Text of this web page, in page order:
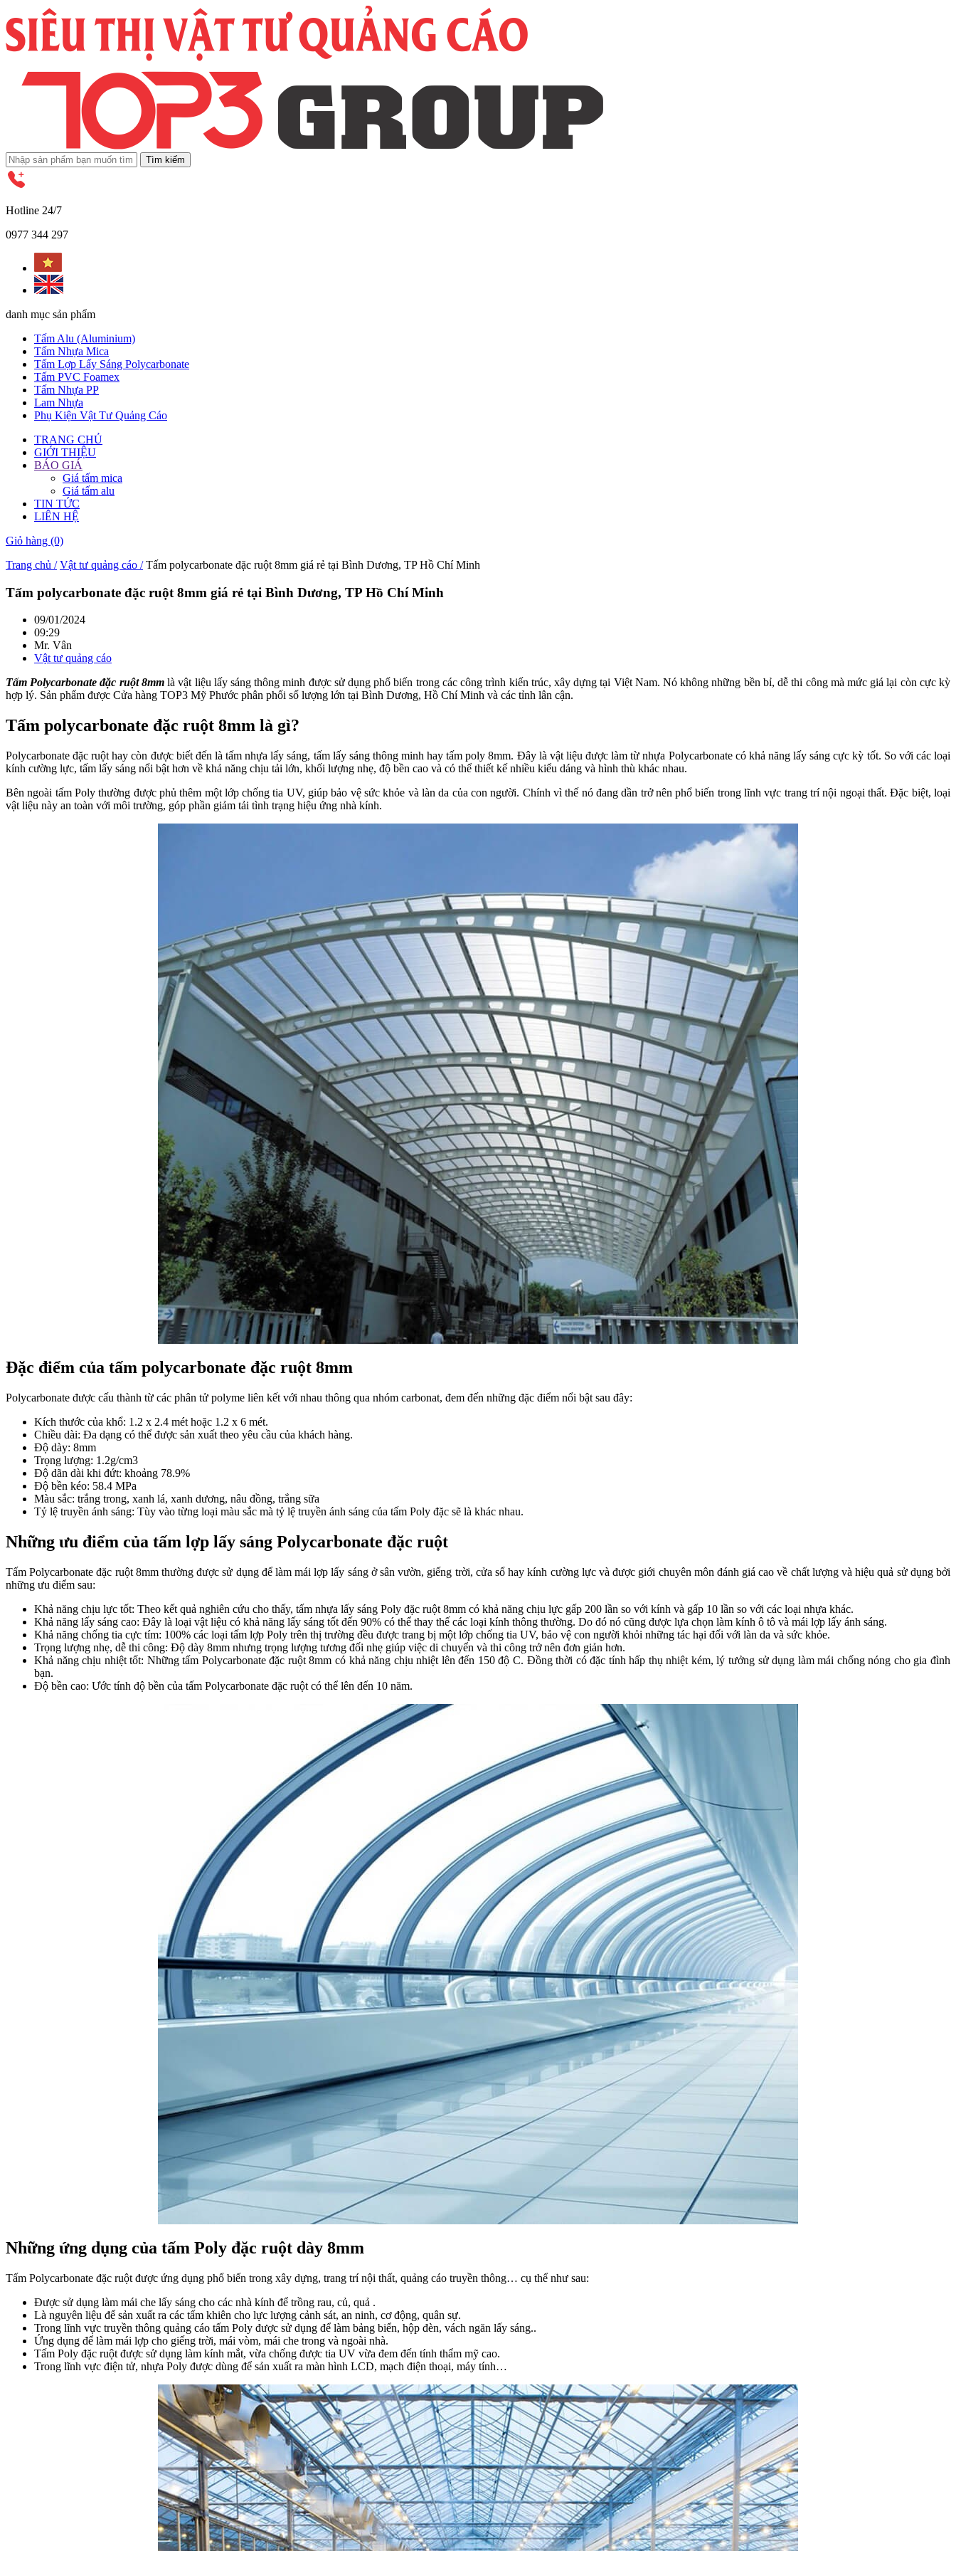
Tìm kiếm
Hotline 24/7
0977 344 297
danh mục sản phẩm
Tấm Alu (Aluminium)
Tấm Nhựa Mica
Tấm Lợp Lấy Sáng Polycarbonate
Tấm PVC Foamex
Tấm Nhựa PP
Lam Nhựa
Phụ Kiện Vật Tư Quảng Cáo
TRANG CHỦ
GIỚI THIỆU
BÁO GIÁ
Giá tấm mica
Giá tấm alu
TIN TỨC
LIÊN HỆ
Giỏ hàng (0)
Trang chủ / Vật tư quảng cáo / Tấm polycarbonate đặc ruột 8mm giá rẻ tại Bình Dương, TP Hồ Chí Minh
Tấm polycarbonate đặc ruột 8mm giá rẻ tại Bình Dương, TP Hồ Chí Minh
09/01/2024
09:29
Mr. Vân
Vật tư quảng cáo
Tấm Polycarbonate đặc ruột 8mmlà vật liệu lấy sáng thông minh được sử dụng phổ biến trong các công trình kiến trúc, xây dựng tại Việt Nam. Nó không những bền bỉ, dễ thi công mà mức giá lại còn cực kỳ
hợp lý. Sản phẩm được Cửa hàng TOP3 Mỹ Phước phân phối số lượng lớn tại Bình Dương, Hồ Chí Minh và các tỉnh lân cận.
Tấm polycarbonate đặc ruột 8mm là gì?
Polycarbonate đặc ruột hay còn được biết đến là tấm nhựa lấy sáng, tấm lấy sáng thông minh hay tấm poly 8mm. Đây là vật liệu được làm từ nhựa Polycarbonate có khả năng lấy sáng cực kỳ tốt. So với các loại
kính cường lực, tấm lấy sáng nổi bật hơn về khả năng chịu tải lớn, khối lượng nhẹ, độ bền cao và có thể thiết kế nhiều kiểu dáng và hình thù khác nhau.
Bên ngoài tấm Poly thường được phủ thêm một lớp chống tia UV, giúp bảo vệ sức khỏe và làn da của con người. Chính vì thế nó đang dần trở nên phổ biến trong lĩnh vực trang trí nội ngoại thất. Đặc biệt, loại
vật liệu này an toàn với môi trường, góp phần giảm tải tình trạng hiệu ứng nhà kính.
Đặc điểm của tấm polycarbonate đặc ruột 8mm
Polycarbonate được cấu thành từ các phân tử polyme liên kết với nhau thông qua nhóm carbonat, đem đến những đặc điểm nổi bật sau đây:
Kích thước của khổ: 1.2 x 2.4 mét hoặc 1.2 x 6 mét.
Chiều dài: Đa dạng có thể được sản xuất theo yêu cầu của khách hàng.
Độ dày: 8mm
Trọng lượng: 1.2g/cm3
Độ dãn dài khi đứt: khoảng 78.9%
Độ bền kéo: 58.4 MPa
Màu sắc: trắng trong, xanh lá, xanh dương, nâu đồng, trắng sữa
Tỷ lệ truyền ánh sáng: Tùy vào từng loại màu sắc mà tỷ lệ truyền ánh sáng của tấm Poly đặc sẽ là khác nhau.
Những ưu điểm của tấm lợp lấy sáng Polycarbonate đặc ruột
Tấm Polycarbonate đặc ruột 8mm thường được sử dụng để làm mái lợp lấy sáng ở sân vườn, giếng trời, cửa sổ hay kính cường lực và được giới chuyên môn đánh giá cao về chất lượng và hiệu quả sử dụng bởi
những ưu điểm sau:
Khả năng chịu lực tốt: Theo kết quả nghiên cứu cho thấy, tấm nhựa lấy sáng Poly đặc ruột 8mm có khả năng chịu lực gấp 200 lần so với kính và gấp 10 lần so với các loại nhựa khác.
Khả năng lấy sáng cao: Đây là loại vật liệu có khả năng lấy sáng tốt đến 90% có thể thay thế các loại kính thông thường. Do đó nó cũng được lựa chọn làm kính ô tô và mái lợp lấy ánh sáng.
Khả năng chống tia cực tím: 100% các loại tấm lợp Poly trên thị trường đều được trang bị một lớp chống tia UV, bảo vệ con người khỏi những tác hại đối với làn da và sức khỏe.
Trọng lượng nhẹ, dễ thi công: Độ dày 8mm nhưng trọng lượng tương đối nhẹ giúp việc di chuyển và thi công trở nên đơn giản hơn.
Khả năng chịu nhiệt tốt: Những tấm Polycarbonate đặc ruột 8mm có khả năng chịu nhiệt lên đến 150 độ C. Đồng thời có đặc tính hấp thụ nhiệt kém, lý tưởng sử dụng làm mái chống nóng cho gia đình
bạn.
Độ bền cao: Ước tính độ bền của tấm Polycarbonate đặc ruột có thể lên đến 10 năm.
Những ứng dụng của tấm Poly đặc ruột dày 8mm
Tấm Polycarbonate đặc ruột được ứng dụng phổ biến trong xây dựng, trang trí nội thất, quảng cáo truyền thông… cụ thể như sau:
Được sử dụng làm mái che lấy sáng cho các nhà kính để trồng rau, củ, quả .
Là nguyên liệu để sản xuất ra các tấm khiên cho lực lượng cảnh sát, an ninh, cơ động, quân sự.
Trong lĩnh vực truyền thông quảng cáo tấm Poly được sử dụng để làm bảng biển, hộp đèn, vách ngăn lấy sáng..
Ứng dụng để làm mái lợp cho giếng trời, mái vòm, mái che trong và ngoài nhà.
Tấm Poly đặc ruột được sử dụng làm kính mắt, vừa chống được tia UV vừa đem đến tính thẩm mỹ cao.
Trong lĩnh vực điện tử, nhựa Poly được dùng để sản xuất ra màn hình LCD, mạch điện thoại, máy tính…